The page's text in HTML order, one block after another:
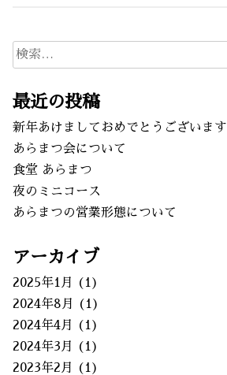
検
索:
最近の投稿
新年あけましておめでとうございます
あらまつ会について
食堂 あらまつ
夜のミニコース
あらまつの営業形態について
アーカイブ
2025年1月
(1)
2024年8月
(1)
2024年4月
(1)
2024年3月
(1)
2023年2月
(1)